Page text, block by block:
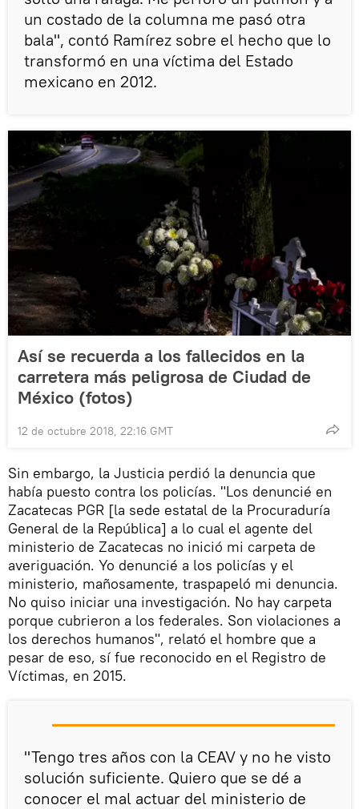
un costado de la columna me pasó otra
bala", contó Ramírez sobre el hecho que lo
transformó en una víctima del Estado
mexicano en 2012.
Así se recuerda a los fallecidos en la
carretera más peligrosa de Ciudad de
México (fotos)
12 de octubre 2018, 22:16 GMT
Sin embargo, la Justicia perdió la denuncia que
había puesto contra los policías. "Los denuncié en
Zacatecas PGR [la sede estatal de la Procuraduría
General de la República] a lo cual el agente del
ministerio de Zacatecas no inició mi carpeta de
averiguación. Yo denuncié a los policías y el
ministerio, mañosamente, traspapeló mi denuncia.
No quiso iniciar una investigación. No hay carpeta
porque cubrieron a los federales. Son violaciones a
los derechos humanos", relató el hombre que a
pesar de eso, sí fue reconocido en el Registro de
Víctimas, en 2015.
"Tengo tres años con la CEAV y no he visto
solución suficiente. Quiero que se dé a
conocer el mal actuar del ministerio de